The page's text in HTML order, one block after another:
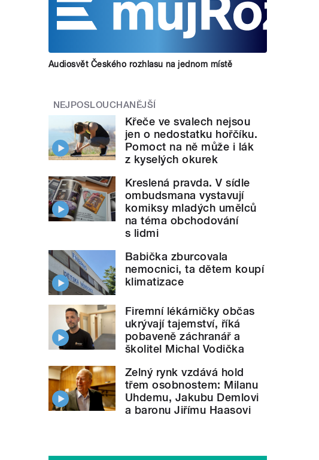
Audiosvět Českého rozhlasu na jednom místě
NEJPOSLOUCHANĚJŠÍ
Křeče ve svalech nejsou
jen o nedostatku hořčíku.
Pomoct na ně může i lák
z kyselých okurek
Kreslená pravda. V sídle
ombudsmana vystavují
komiksy mladých umělců
na téma obchodování
s lidmi
Babička zburcovala
nemocnici, ta dětem koupí
klimatizace
Firemní lékárničky občas
ukrývají tajemství, říká
pobaveně záchranář a
školitel Michal Vodička
Zelný rynk vzdává hold
třem osobnostem: Milanu
Uhdemu, Jakubu Demlovi
a baronu Jiřímu Haasovi